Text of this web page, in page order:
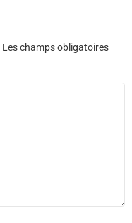
Les champs obligatoires